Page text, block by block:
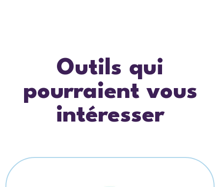
Outils qui
pourraient vous
intéresser